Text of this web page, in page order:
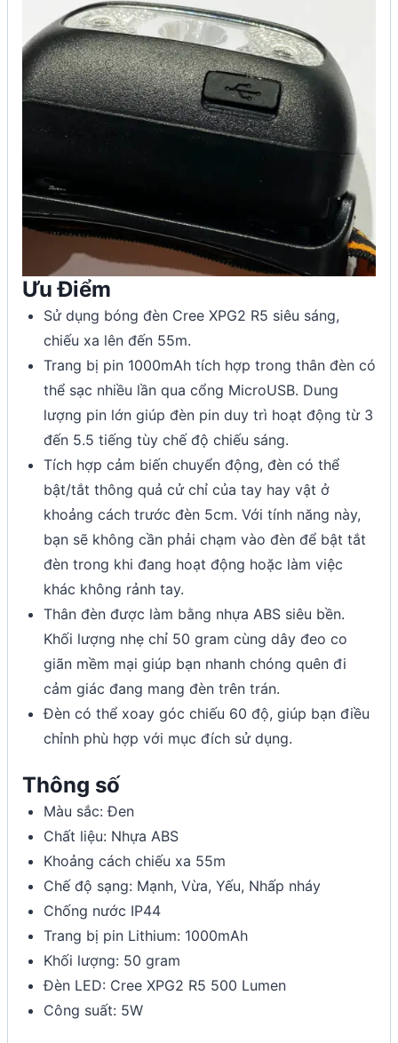
Ưu Điểm
Sử dụng bóng đèn Cree XPG2 R5 siêu sáng,
chiếu xa lên đến 55m.
Trang bị pin 1000mAh tích hợp trong thân đèn có
thể sạc nhiều lần qua cổng MicroUSB. Dung
lượng pin lớn giúp đèn pin duy trì hoạt động từ 3
đến 5.5 tiếng tùy chế độ chiếu sáng.
Tích hợp cảm biến chuyển động, đèn có thể
bật/tắt thông quả cử chỉ của tay hay vật ở
khoảng cách trước đèn 5cm. Với tính năng này,
bạn sẽ không cần phải chạm vào đèn để bật tắt
đèn trong khi đang hoạt động hoặc làm việc
khác không rảnh tay.
Thân đèn được làm bằng nhựa ABS siêu bền.
Khối lượng nhẹ chỉ 50 gram cùng dây đeo co
giãn mềm mại giúp bạn nhanh chóng quên đi
cảm giác đang mang đèn trên trán.
Đèn có thể xoay góc chiếu 60 độ, giúp bạn điều
chỉnh phù hợp với mục đích sử dụng.
Thông số
Màu sắc: Đen
Chất liệu: Nhựa ABS
Khoảng cách chiếu xa 55m
Chế độ sạng: Mạnh, Vừa, Yếu, Nhấp nháy
Chống nước IP44
Trang bị pin Lithium: 1000mAh
Khối lượng: 50 gram
Đèn LED: Cree XPG2 R5 500 Lumen
Công suất: 5W